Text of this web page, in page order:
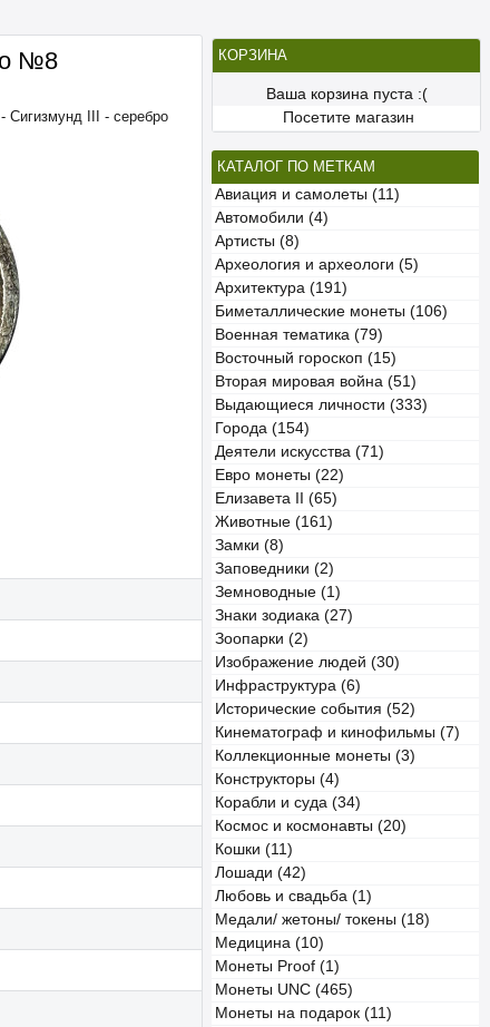
КОРЗИНА
Ваша корзина пуста :(
Посетите магазин
КАТАЛОГ ПО МЕТКАМ
Авиация и самолеты (11)
Автомобили (4)
Артисты (8)
Археология и археологи (5)
Архитектура (191)
Биметаллические монеты (106)
Военная тематика (79)
Восточный гороскоп (15)
Вторая мировая война (51)
Выдающиеся личности (333)
Города (154)
Деятели искусства (71)
Евро монеты (22)
Елизавета II (65)
Животные (161)
Замки (8)
Заповедники (2)
Земноводные (1)
Знаки зодиака (27)
Зоопарки (2)
Изображение людей (30)
Инфраструктура (6)
Исторические события (52)
Кинематограф и кинофильмы (7)
Коллекционные монеты (3)
Конструкторы (4)
Корабли и суда (34)
Космос и космонавты (20)
Кошки (11)
Лошади (42)
Любовь и свадьба (1)
Медали/ жетоны/ токены (18)
Медицина (10)
Монеты Proof (1)
Монеты UNC (465)
Монеты на подарок (11)
№8
Сигизмунд III - серебро